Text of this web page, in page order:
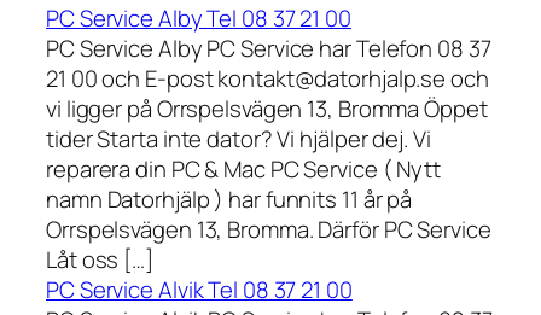
PC Service Alby Tel 08 37 21 00
PC Service Alby PC Service har Telefon 08 37
21 00 och E-post kontakt@datorhjalp.se och
vi ligger på Orrspelsvägen 13, Bromma Öppet
tider Starta inte dator? Vi hjälper dej. Vi
reparera din PC & Mac PC Service ( Nytt
namn Datorhjälp ) har funnits 11 år på
Orrspelsvägen 13, Bromma. Därför PC Service
Låt oss […]
PC Service Alvik Tel 08 37 21 00